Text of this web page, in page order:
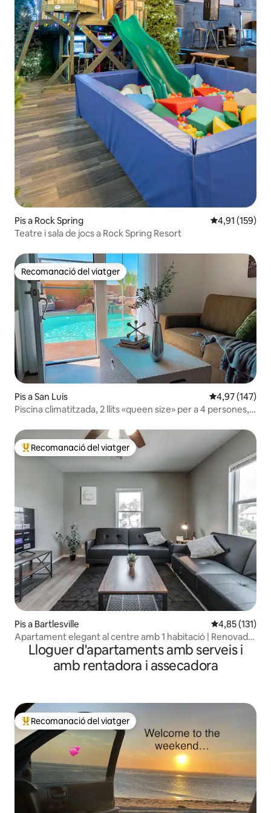
Pis a Rock Spring 4,91 de
4,91 (159)
Teatre i sala de jocs a Rock Spring Resort
Recomanació del viatger
Recomanació del viatger
Pis a San Luis 4,97 de
4,97 (147)
Piscina climatitzada, 2 llits «queen size» per a 4 persones,
Principals recomanacions dels viatgers
Recomanació del viatger
Pis a Bartlesville 4,85 de
4,85 (131)
Apartament elegant al centre amb 1 habitació | Renovada
amb rentadora i assecadora
Lloguer d'apartaments amb serveis i
amb rentadora i assecadora
Principals recomanacions dels viatgers
Recomanació del viatger